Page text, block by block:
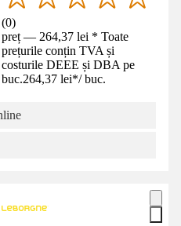
(0)
preț — 264,37 lei * Toate
prețurile conțin TVA și
costurile DEEE și DBA pe
buc.264,37 lei*/ buc.